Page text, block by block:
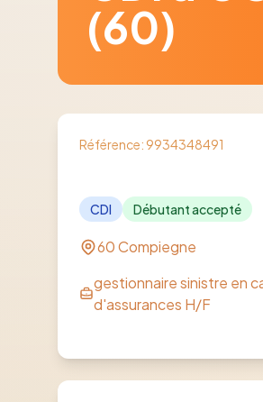
(60)
Référence: 9934348491
CDI Débutant accepté
60 Compiegne
gestionnaire sinistre en
d'assurances H/F